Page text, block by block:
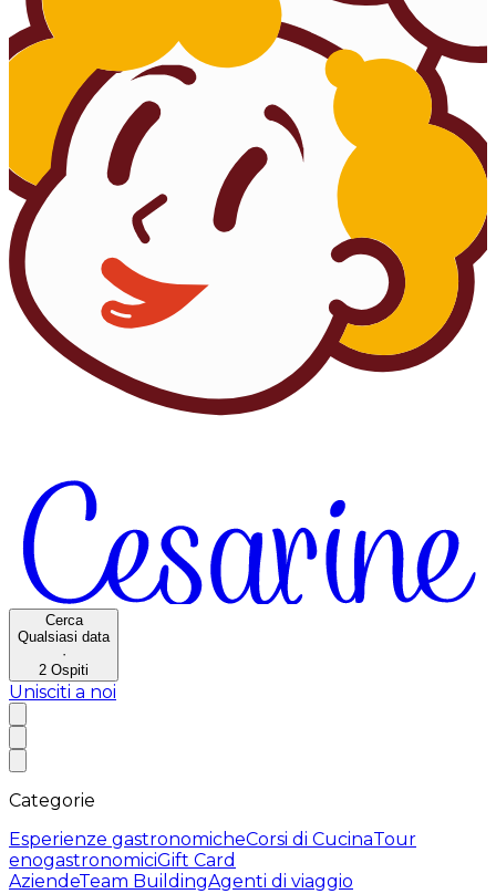
Cerca
Qualsiasi data
·
2 Ospiti
Unisciti a noi
Categorie
Esperienze gastronomicheCorsi di CucinaTour
enogastronomiciGift Card
AziendeTeam BuildingAgenti di viaggio